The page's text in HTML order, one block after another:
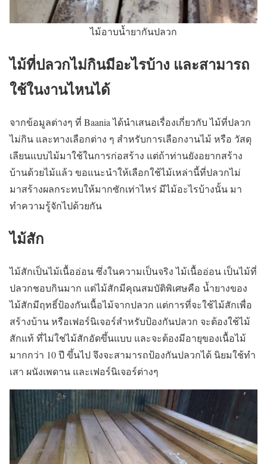
ไม้อาบน้ำยากันปลวก
ไม้ที่ปลวกไม่กินมีอะไรบ้าง และสามารถ
ใช้ในงานไหนได้
จากข้อมูลต่างๆ ที่ Baania ได้นำเสนอเรื่องเกี่ยวกับ ไม้ที่ปลวก
ไม่กิน และทางเลือกต่าง ๆ สำหรับการเลือกงานไม้ หรือ วัสดุ
เลียนแบบไม้มาใช้ในการก่อสร้าง แต่ถ้าท่านยังอยากสร้าง
บ้านด้วยไม้แล้ว ขอแนะนำให้เลือกใช้ไม้เหล่านี้ที่ปลวกไม่
มาสร้างผลกระทบให้มากซักเท่าไหร่ มีไม้อะไรบ้างนั้น มา
ทำความรู้จักไปด้วยกัน
ไม้สัก
ไม้สักเป็นไม้เนื้ออ่อน ซึ่งในความเป็นจริง ไม้เนื้ออ่อน เป็นไม้ที่
ปลวกชอบกินมาก แต่ไม้สักมีคุณสมบัติพิเศษคือ น้ำยางของ
ไม้สักมีฤทธิ์ป้องกันเนื้อไม้จากปลวก แต่การที่จะใช้ไม้สักเพื่อ
สร้างบ้าน หรือเฟอร์นิเจอร์สำหรับป้องกันปลวก จะต้องใช้ไม้
สักแท้ ที่ไม่ใช่ไม้สักอัดขึ้นแบบ และจะต้องมีอายุของเนื้อไม้
มากกว่า 10 ปี ขึ้นไป จึงจะสามารถป้องกันปลวกได้ นิยมใช้ทำ
เสา ผนังเพดาน และเฟอร์นิเจอร์ต่างๆ